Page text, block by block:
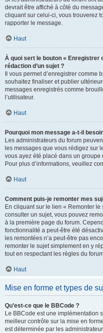
devrait être affiché à côté du
cliquant sur celui-ci, vous trouverez
rapporter le message.
Haut
À quoi sert le bouton « Enregistrer
rédaction d’un sujet ?
Il vous permet d’enregistrer
souhaitez finaliser et publier
messages enregistrés comme
l’utilisateur.
Haut
Pourquoi mon message a-t-il
Les administrateurs du forum
les messages que vous rédigez sur
vous ayez été placé dans un groupe
Pour plus d’informations, veuillez
Haut
Comment puis-je remonter mes
En cliquant sur le lien « Remonter
consulter un sujet, vous pouvez
à la première page du forum.
fonctionnalité a peut-être été
les remontées n’a peut-être pas
remonter le sujet simplement en y
tout en respectant les règles du
Haut
Mise en forme et types de
Qu’est-ce que le BBCode ?
Le BBCode est une implémentation
meilleur contrôle sur la mise en
est déterminée par les